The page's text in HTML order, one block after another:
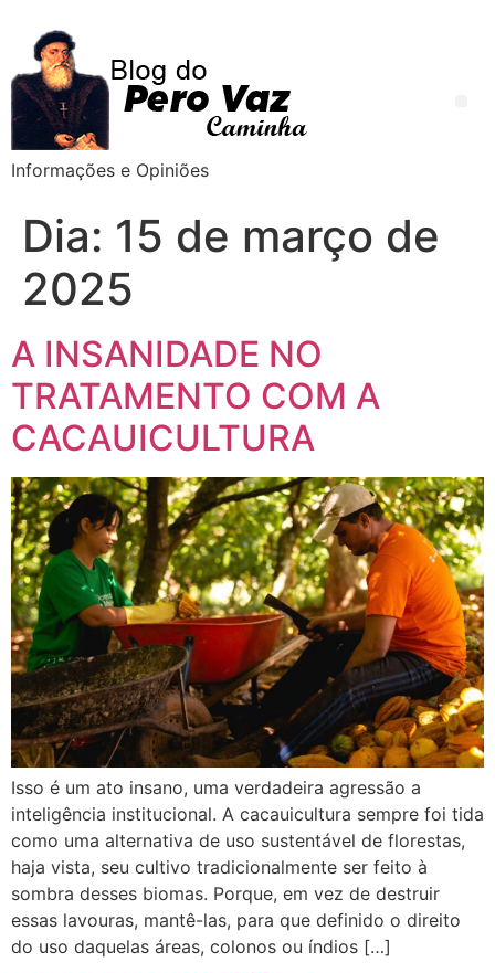
Informações e Opiniões
Dia: 15 de março de
2025
A INSANIDADE NO
TRATAMENTO COM A
CACAUICULTURA
Isso é um ato insano, uma verdadeira agressão a
inteligência institucional. A cacauicultura sempre foi tida
como uma alternativa de uso sustentável de florestas,
haja vista, seu cultivo tradicionalmente ser feito à
sombra desses biomas. Porque, em vez de destruir
essas lavouras, mantê-las, para que definido o direito
do uso daquelas áreas, colonos ou índios […]